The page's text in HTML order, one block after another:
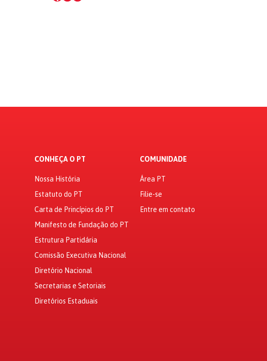
CONHEÇA O PT
Nossa História
Estatuto do PT
Carta de Princípios do PT
Manifesto de Fundação do PT
Estrutura Partidária
Comissão Executiva Nacional
Diretório Nacional
Secretarias e Setoriais
Diretórios Estaduais
COMUNIDADE
Área PT
Filie-se
Entre em contato